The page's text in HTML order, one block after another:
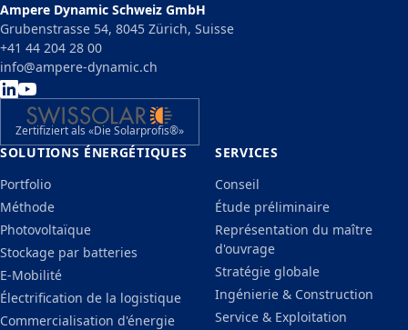
Ampere Dynamic Schweiz GmbH
Grubenstrasse 54, 8045 Zürich, Suisse
+41 44 204 28 00
info@ampere-dynamic.ch
Zertifiziert als «Die Solarprofis®»
SOLUTIONS ÉNERGÉTIQUES
Portfolio
Méthode
Photovoltaïque
Stockage par batteries
E-Mobilité
Électrification de la logistique
Commercialisation d'énergie
SERVICES
Conseil
Étude préliminaire
Représentation du maître
d'ouvrage
Stratégie globale
Ingénierie & Construction
Service & Exploitation